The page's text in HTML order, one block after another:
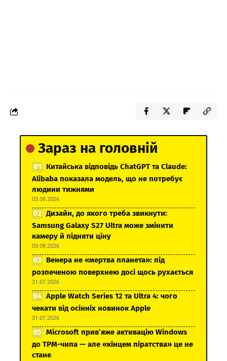
Зараз на головній
Китайська відповідь ChatGPT та Claude:
Alibaba показала модель, що не потребує
людини тижнями
03.08.2026
Дизайн, до якого треба звикнути:
Samsung Galaxy S27 Ultra може змінити
камеру й підняти ціну
03.08.2026
Венера не «мертва планета»: під
розпеченою поверхнею досі щось рухається
31.07.2026
Apple Watch Series 12 та Ultra 4: чого
чекати від осінніх новинок Apple
31.07.2026
Microsoft прив’яже активацію Windows
до TPM-чипа — але «кінцем піратства» це не
стане